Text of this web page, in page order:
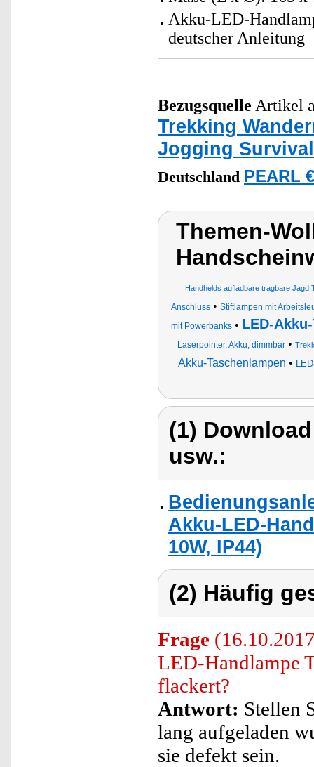
Akku-LED-
deutscher Anleitung
Bezugsquelle Artikel
Trekking
Jogging
Deutschland PEARL
Themen-
Handhelds aufladbare tragbare Jagd
Anschluss• Stiftlampen mit
mit Powerbanks• LED-
Laserpointer, Akku, dimmbar•
Akku-Taschenlampen •
(1)
usw.:
Akku-LED-
10W, IP44)
(2) Häufig
Frage
LED-Handlampe
flackert?
Antwort: Stellen
lang aufgeladen
sie defekt sein.